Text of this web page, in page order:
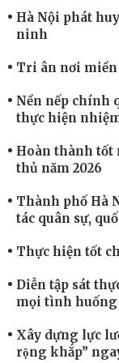
Hà Nội phát
ninh
Tri ân nơi
Nền nếp chính
thực hiện
Hoàn thành tốt
thủ năm 2026
Thành phố Hà
tác quân sự,
Thực hiện tốt
Diễn tập sát
mọi tình huống
Xây dựng lực
rộng khắp”